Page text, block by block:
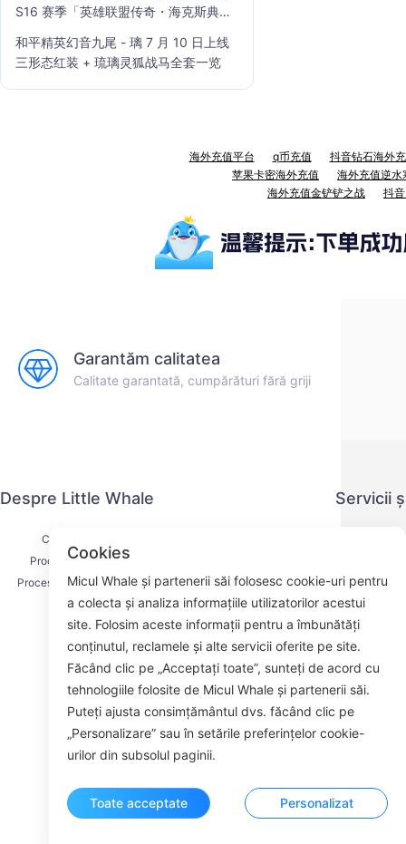
S16 赛季「英雄联盟传奇・海克斯典
和平精英幻音九尾 - 璃 7 月 10 日上线
三形态红装 + 琉璃灵狐战马全套一览
海外充值平台 q币充值
抖音钻石海外
苹果卡密海外充值
海外充值逆水
海外充值金铲铲之战
抖
Garantăm calitatea
Calitate garantată, cumpărături fără griji
Despre Little Whale
Contactați-ne
Procesul de livrare
Procesul de rambursare
Despre noi
Servicii
Acordul
ROOM
Cookies
Micul Whale și partenerii săi folosesc cookie-uri pentru
a colecta și analiza informațiile utilizatorilor acestui
site. Folosim aceste informații pentru a îmbunătăți
conținutul, reclamele și alte servicii oferite pe site.
Făcând clic pe „Acceptați toate”, sunteți de acord cu
tehnologiile folosite de Micul Whale și partenerii săi.
Puteți ajusta consimțământul dvs. făcând clic pe
„Personalizare” sau în setările preferințelor cookie-
urilor din subsolul paginii.
Toate acceptate Personalizat